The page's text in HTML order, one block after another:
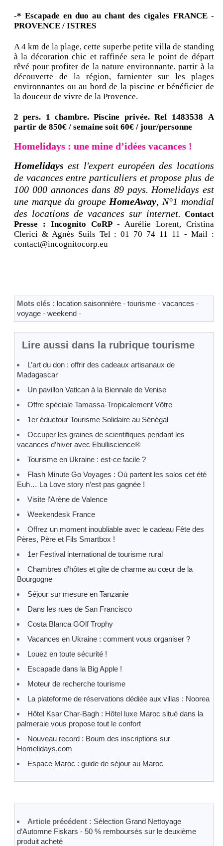
-* Escapade en duo au chant des cigales FRANCE -
PROVENCE / ISTRES
A 4 km de la plage, cette superbe petite villa de standing
à la décoration chic et raffinée sera le point de départ
rêvé pour profiter de la nature environnante, partir à la
découverte de la région, farnienter sur les plages
environnantes ou au bord de la piscine et bénéficier de
la douceur de vivre de la Provence.
2 pers. 1 chambre. Piscine privée. Ref 1483538 A
partir de 850€ / semaine soit 60€ / jour/personne
Homelidays : une mine d’idées vacances !
Homelidays est l'expert européen des locations
de vacances entre particuliers et propose plus de
100 000 annonces dans 89 pays. Homelidays est
une marque du groupe HomeAway, N°1 mondial
des locations de vacances sur internet. Contact
Presse : Incognito CoRP - Aurélie Lorent, Cristina
Clerici & Agnès Suils Tel : 01 70 74 11 11 - Mail :
contact@incognitocorp.eu
Mots clés : location saisonnière - tourisme - vacances -
voyage - weekend -
Lire aussi dans la rubrique tourisme
L’art du don : offrir des cadeaux artisanaux de
Madagascar
Un pavillon Vatican à la Biennale de Venise
Offre spéciale Tamassa-Tropicalement Vôtre
1er éductour Tourisme Solidaire au Sénégal
Occuper les graines de scientifiques pendant les
vacances d’hiver avec Ebulliscience®
Tourisme en Ukraine : est-ce facile ?
Flash Minute Go Voyages : Où partent les solos cet été
Euh… La Love story n’est pas gagnée !
Visite l’Arène de Valence
Weekendesk France
Offrez un moment inoubliable avec le cadeau Fête des
Pères, Père et Fils Smartbox !
1er Festival international de tourisme rural
Chambres d’hôtes et gîte de charme au cœur de la
Bourgogne
Séjour sur mesure en Tanzanie
Dans les rues de San Francisco
Costa Blanca GOlf Trophy
Vacances en Ukraine : comment vous organiser ?
Louez en toute sécurité !
Escapade dans la Big Apple !
Moteur de recherche tourisme
La plateforme de réservations dédiée aux villas : Noorea
Hôtel Ksar Char-Bagh : Hôtel luxe Maroc situé dans la
palmeraie vous propose tout le confort
Nouveau record : Boum des inscriptions sur
Homelidays.com
Espace Maroc : guide de séjour au Maroc
Article précédent : Sélection Grand Nettoyage
d’Automne Fiskars - 50 % remboursés sur le deuxième
produit acheté